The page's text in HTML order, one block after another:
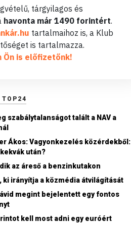
tárgyilagos és
havonta már 1490 forintért.
tartalmaihoz is, a Klub
is tartalmazza.
Ön is előfizetőnk!
TOP24
szabálytalanságot talált a NAV a
Ákos: Vagyonkezelés közérdekből:
után?
az áreső a benzinkutakon
ki irányítja a közmédia átvilágítását
megint bejelentett egy fontos
kell most adni egy euróért